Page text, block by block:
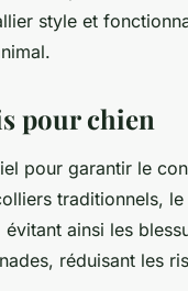
style et
pour chien
pour garantir le
traditionnels,
ainsi les
réduisant les